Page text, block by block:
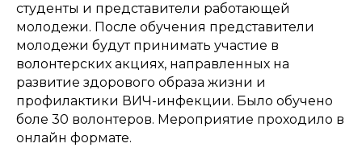
студенты и представители работающей
молодежи. После обучения представители
молодежи будут принимать участие в
волонтерских акциях, направленных на
развитие здорового образа жизни и
профилактики ВИЧ-инфекции. Было обучено
боле 30 волонтеров. Мероприятие проходило в
онлайн формате.